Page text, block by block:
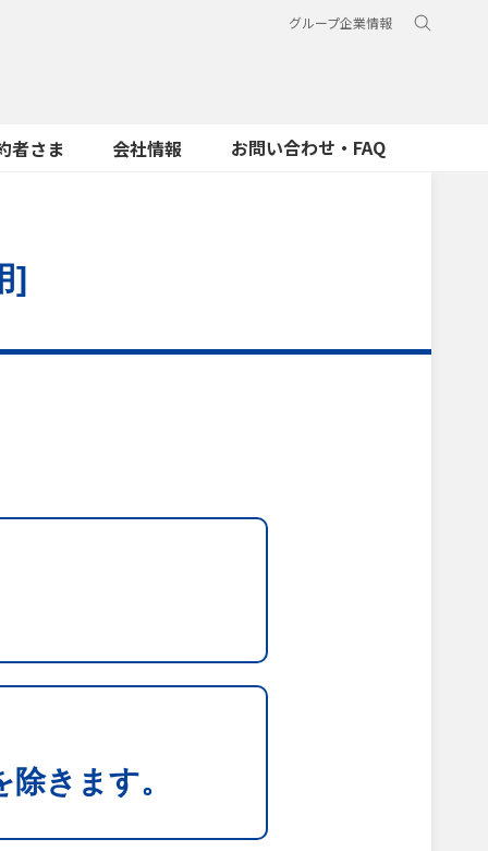
グループ企業情報
者さま 会社情報 お問い合わせ・FAQ
]
きます。